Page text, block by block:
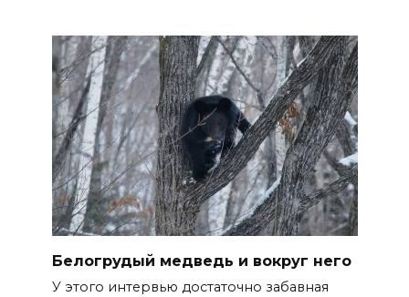
Белогрудый медведь и вокруг него
У этого интервью достаточно забавная